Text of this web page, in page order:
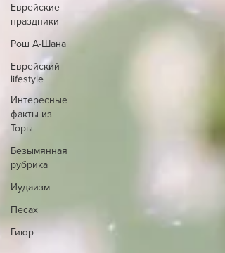
Еврейские
праздники
Рош А-Шана
Еврейский
lifestyle
Интересные
факты из
Торы
Безымянная
рубрика
Иудаизм
Песах
Гиюр